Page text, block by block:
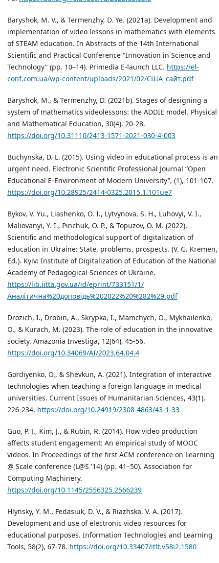
Baryshok, M. V., & Termenzhy, D. Ye. (2021a). Development and
implementation of video lessons in mathematics with elements
of STEAM education. In Abstracts of the 14th International
Scientific and Practical Conference "Innovation in Science and
Technology" (pp. 10–14). Primedia E-launch LLC. https://el-
conf.com.ua/wp-content/uploads/2021/02/США_сайт.pdf
Baryshok, M., & Termenzhy, D. (2021b). Stages of designing a
system of mathematics videolessons: the ADDIE model. Physical
and Mathematical Education, 30(4), 20-28.
https://doi.org/10.31110/2413-1571-2021-030-4-003
Buchynska, D. L. (2015). Using video in educational process is an
urgent need. Electronic Scientific Professional Journal “Open
Educational E-Environment of Modern University”, (1), 101-107.
https://doi.org/10.28925/2414-0325.2015.1.101ue7
Bykov, V. Yu., Liashenko, O. I., Lytvynova, S. H., Luhovyi, V. I.,
Maliovanyi, Y. I., Pinchuk, O. P., & Topuzov, O. M. (2022).
Scientific and methodological support of digitalization of
education in Ukraine: State, problems, prospects. (V. G. Kremen,
Ed.). Kyiv: Institute of Digitalization of Education of the National
Academy of Pedagogical Sciences of Ukraine.
https://lib.iitta.gov.ua/id/eprint/733151/1/
Аналітична%20доповідь%202022%20%282%29.pdf
Drozich, I., Drobin, A., Skrypka, I., Mamchych, O., Mykhailenko,
O., & Kurach, M. (2023). The role of education in the innovative
society. Amazonia Investiga, 12(64), 45-56.
https://doi.org/10.34069/AI/2023.64.04.4
Gordiyenko, O., & Shevkun, A. (2021). Integration of interactive
technologies when teaching a foreign language in medical
universities. Current Issues of Humanitarian Sciences, 43(1),
226-234. https://doi.org/10.24919/2308-4863/43-1-33
Guo, P. J., Kim, J., & Rubin, R. (2014). How video production
affects student engagement: An empirical study of MOOC
videos. In Proceedings of the first ACM conference on Learning
@ Scale conference (L@S '14) (pp. 41–50). Association for
Computing Machinery.
https://doi.org/10.1145/2556325.2566239
Hlynsky, Y. M., Fedasiuk, D. V., & Riazhska, V. A. (2017).
Development and use of electronic video resources for
educational purposes. Information Technologies and Learning
Tools, 58(2), 67-78. https://doi.org/10.33407/itlt.v58i2.1580